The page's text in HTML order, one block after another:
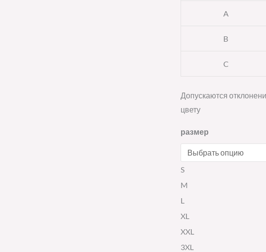
A
B
C
Допускаются
цвету
размер
S
M
L
XL
XXL
3XL